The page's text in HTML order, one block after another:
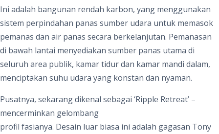
Ini adalah bangunan rendah karbon, yang menggunakan
sistem perpindahan panas sumber udara untuk memasok
pemanas dan air panas secara berkelanjutan. Pemanasan
di bawah lantai menyediakan sumber panas utama di
seluruh area publik, kamar tidur dan kamar mandi dalam,
menciptakan suhu udara yang konstan dan nyaman.
Pusatnya, sekarang dikenal sebagai ‘Ripple Retreat’ –
mencerminkan gelombang
profil fasianya. Desain luar biasa ini adalah gagasan Tony